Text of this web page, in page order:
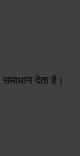
देता है।